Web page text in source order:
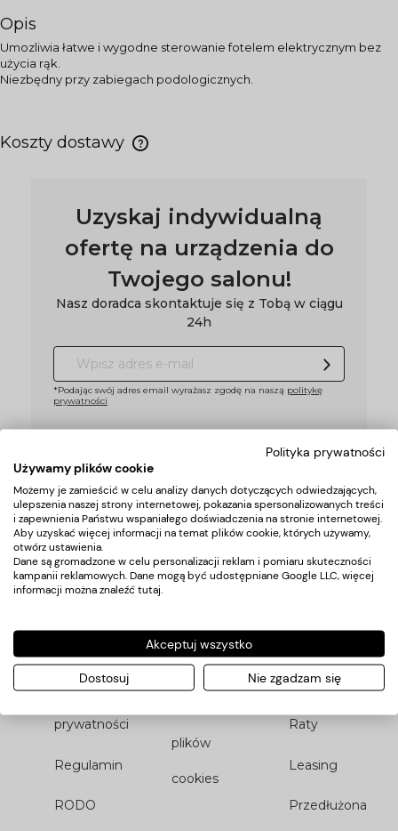
Opis
Umozliwia łatwe i wygodne sterowanie fotelem elektrycznym bez
użycia rąk.
Niezbędny przy zabiegach podologicznych.
Koszty dostawy
Uzyskaj indywidualną
ofertę na urządzenia do
Twojego salonu!
Nasz doradca skontaktuje się z Tobą w ciągu
24h
*Podając swój adres email wyrażasz zgodę na naszą politykę
prywatności
Pomoc
Zwroty i
reklamacje
Polityka
prywatności
Regulamin
RODO
Moje
konto
Twoje
Ustawienia
konta
plików
cookies
Płatności
Metody
płatności
Comfino
Raty
Leasing
Przedłużona
Polityka prywatności
Używamy plików cookie
Możemy je zamieścić w celu analizy danych dotyczących odwiedzających,
ulepszenia naszej strony internetowej, pokazania spersonalizowanych treści
i zapewnienia Państwu wspaniałego doświadczenia na stronie internetowej.
Aby uzyskać więcej informacji na temat plików cookie, których używamy,
otwórz ustawienia.
Dane są gromadzone w celu personalizacji reklam i pomiaru skuteczności
kampanii reklamowych. Dane mogą być udostępniane Google LLC, więcej
informacji można znaleźć tutaj
Akceptuj wszystko
Dostosuj Nie zgadzam się